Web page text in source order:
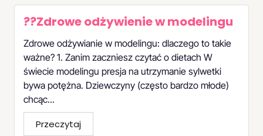
??Zdrowe odżywienie w modelingu
Zdrowe odżywianie w modelingu: dlaczego to takie
ważne? 1. Zanim zaczniesz czytać o dietach W
świecie modelingu presja na utrzymanie sylwetki
bywa potężna. Dziewczyny (często bardzo młode)
chcąc...
Przeczytaj